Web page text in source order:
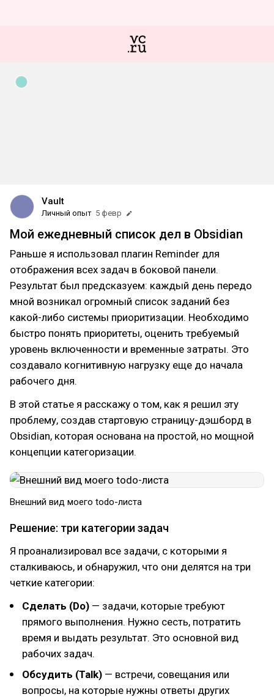
Vault
Личный опыт 5 февр
Мой ежедневный список дел в Obsidian
Раньше я использовал плагин Reminder для
отображения всех задач в боковой панели.
Результат был предсказуем: каждый день передо
мной возникал огромный список заданий без
какой-либо системы приоритизации. Необходимо
быстро понять приоритеты, оценить требуемый
уровень включенности и временные затраты. Это
создавало когнитивную нагрузку еще до начала
рабочего дня.
В этой статье я расскажу о том, как я решил эту
проблему, создав стартовую страницу-дэшборд в
Obsidian, которая основана на простой, но мощной
концепции категоризации.
Внешний вид моего todo-листа
Решение: три категории задач
Я проанализировал все задачи, с которыми я
сталкиваюсь, и обнаружил, что они делятся на три
четкие категории:
Сделать (Do) — задачи, которые требуют
прямого выполнения. Нужно сесть, потратить
время и выдать результат. Это основной вид
рабочих задач.
Обсудить (Talk) — встречи, совещания или
вопросы, на которые нужны ответы других